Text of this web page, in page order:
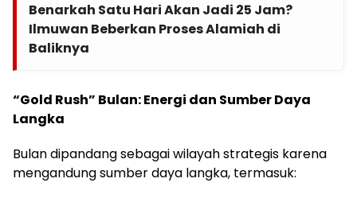
Benarkah Satu Hari Akan Jadi 25 Jam?
Ilmuwan Beberkan Proses Alamiah di
Baliknya
“Gold Rush” Bulan: Energi dan Sumber Daya
Langka
Bulan dipandang sebagai wilayah strategis karena
mengandung sumber daya langka, termasuk: